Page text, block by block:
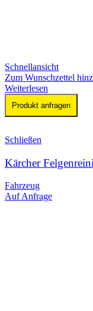
Schnellansicht
Zum Wunschzettel
Weiterlesen
Produkt anfragen
Schließen
Kärcher
Fahrzeug
Auf Anfrage